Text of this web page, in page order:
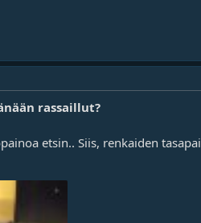
rassaillut?
etsin.. Siis, renkaiden